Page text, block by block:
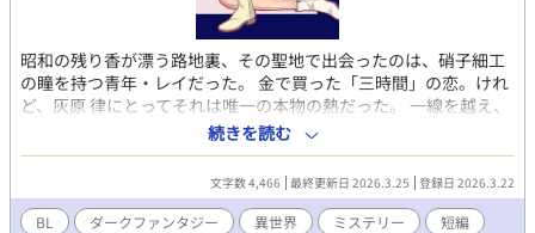
昭和の残り香が漂う路地裏、その聖地で出会ったのは、硝子細工
の瞳を持つ青年・レイだった。 金で買った「三時間」の恋。けれ
ど、灰原 律にとってそれは唯一の本物の熱だった。 一線を越え、
二人きりの旅行へ向かった夜。 溢れ出した想いを告げた瞬間、甘
美な時間は音を立てて崩壊する。 突如現れたミニスカナース姿の
異様な集団と、豹変する恋人の微笑。 この街で「本物の愛」を求
めることは、最大のバグなのか。 夢から生まれた、ダーク・ファ
ンタジー。
続きを読む
文字数 4,466 最終更新日 2026.3.25 登録日 2026.3.22
BL ダークファンタジー 異世界 ミステリー
短編